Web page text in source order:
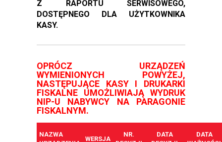
Z RAPORTU SERWISOWEGO,
DOSTĘPNEGO DLA UŻYTKOWNIKA
KASY.
OPRÓCZ URZĄDZEŃ
WYMIENIONYCH POWYŻEJ,
NASTĘPUJĄCE KASY I DRUKARKI
FISKALNE UMOŻLIWIAJĄ WYDRUK
NIP-U NABYWCY NA PARAGONIE
FISKALNYM.
NAZWA
WERSJA
NR.
DATA
DATA